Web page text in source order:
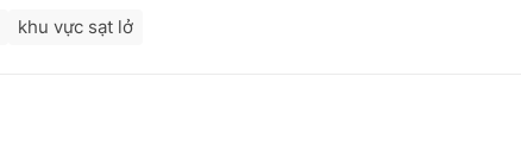
khu vực sạt lở